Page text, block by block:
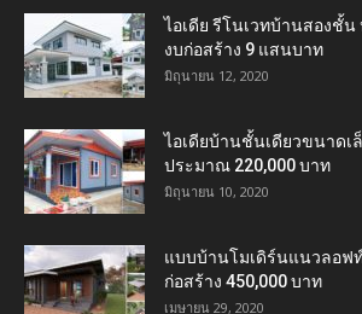
ไอเดีย รีโนเวทบ้านสองชั้
งบก่อสร้าง 9 แสนบาท
มิถุนายน 12, 2020
ไอเดียบ้านชั้นเดียวขนาดเ
ประมาณ 220,000 บาท
มิถุนายน 10, 2020
แบบบ้านโมเดิร์นแนวลอฟ
ก่อสร้าง 450,000 บาท
เมษายน 29, 2020